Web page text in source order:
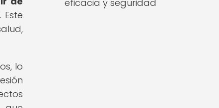
Este
lo
eficacia y seguridad